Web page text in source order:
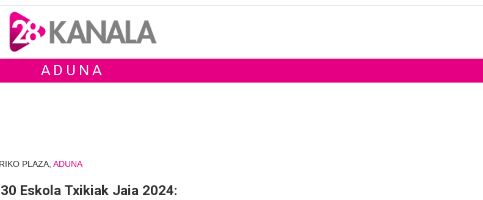
ADUNA
PLAZA, ADUNA
Eskola Txikiak Jaia 2024: